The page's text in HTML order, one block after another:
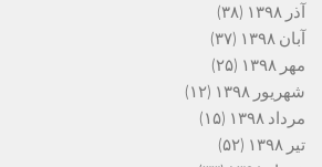
آذر ۱۳۹۸
(۳۸)
آبان ۱۳۹۸
(۳۷)
مهر ۱۳۹۸
(۲۵)
شهریور ۱۳۹۸
(۱۲)
مرداد ۱۳۹۸
(۱۵)
تیر ۱۳۹۸
(۵۲)